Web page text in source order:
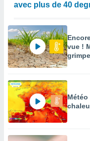
avec plus de 40
vue !